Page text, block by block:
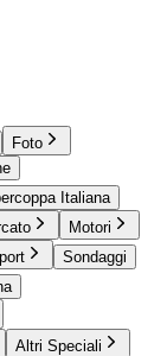
Foto
Italiana
Motori
Sondaggi
Altri Speciali